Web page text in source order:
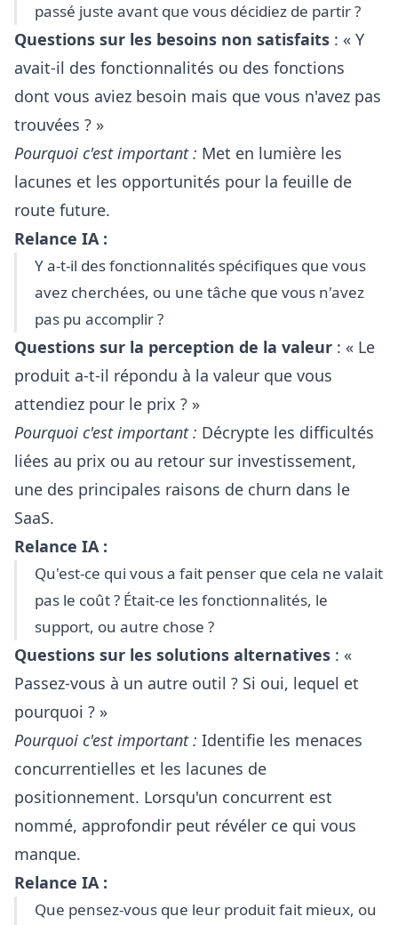
passé juste avant que vous décidiez de partir ?
Questions sur les besoins non satisfaits : « Y
avait-il des fonctionnalités ou des fonctions
dont vous aviez besoin mais que vous n'avez pas
trouvées ? »
Pourquoi c'est important : Met en lumière les
lacunes et les opportunités pour la feuille de
route future.
Relance IA :
Y a-t-il des fonctionnalités spécifiques que vous
avez cherchées, ou une tâche que vous n'avez
pas pu accomplir ?
Questions sur la perception de la valeur : « Le
produit a-t-il répondu à la valeur que vous
attendiez pour le prix ? »
Pourquoi c'est important : Décrypte les difficultés
liées au prix ou au retour sur investissement,
une des principales raisons de churn dans le
SaaS.
Relance IA :
Qu'est-ce qui vous a fait penser que cela ne valait
pas le coût ? Était-ce les fonctionnalités, le
support, ou autre chose ?
Questions sur les solutions alternatives : «
Passez-vous à un autre outil ? Si oui, lequel et
pourquoi ? »
Pourquoi c'est important : Identifie les menaces
concurrentielles et les lacunes de
positionnement. Lorsqu'un concurrent est
nommé, approfondir peut révéler ce qui vous
manque.
Relance IA :
Que pensez-vous que leur produit fait mieux, ou